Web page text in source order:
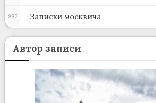
Записки москвича
982
Автор записи